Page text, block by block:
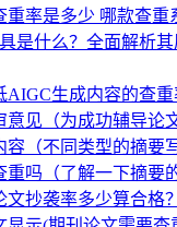
重率是多少 哪款查重
是什么？全面解析
AIGC生成内容的查
见（为成功辅导论
（不同类型的摘要
吗（了解一下摘要
抄袭率多少算合格？